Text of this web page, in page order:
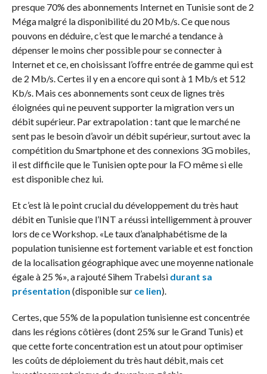
presque 70% des abonnements Internet en Tunisie sont de 2
Méga malgré la disponibilité du 20 Mb/s. Ce que nous
pouvons en déduire, c’est que le marché a tendance à
dépenser le moins cher possible pour se connecter à
Internet et ce, en choisissant l’offre entrée de gamme qui est
de 2 Mb/s. Certes il y en a encore qui sont à 1 Mb/s et 512
Kb/s. Mais ces abonnements sont ceux de lignes très
éloignées qui ne peuvent supporter la migration vers un
débit supérieur. Par extrapolation : tant que le marché ne
sent pas le besoin d’avoir un débit supérieur, surtout avec la
compétition du Smartphone et des connexions 3G mobiles,
il est difficile que le Tunisien opte pour la FO même si elle
est disponible chez lui.
Et c’est là le point crucial du développement du très haut
débit en Tunisie que l’INT a réussi intelligemment à prouver
lors de ce Workshop. «Le taux d’analphabétisme de la
population tunisienne est fortement variable et est fonction
de la localisation géographique avec une moyenne nationale
égale à 25 %», a rajouté Sihem Trabelsi durant sa
présentation (disponible sur ce lien).
Certes, que 55% de la population tunisienne est concentrée
dans les régions côtières (dont 25% sur le Grand Tunis) et
que cette forte concentration est un atout pour optimiser
les coûts de déploiement du très haut débit, mais cet